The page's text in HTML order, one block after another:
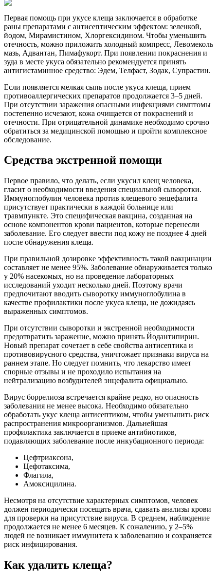
Первая помощь при укусе клеща заключается в обработке
раны препаратами с антисептическим эффектом: зеленкой,
йодом, Мирамистином, Хлоргексидином. Чтобы уменьшить
отечность, можно приложить холодный компресс, Левомеколь
мазь, Адвантан, Пимафукорт. При появлении покраснения и
зуда в месте укуса обязательно рекомендуется принять
антигистаминное средство: Эдем, Телфаст, Зодак, Супрастин.
Если появляется мелкая сыпь после укуса клеща, прием
противоаллергических препаратов продолжается 3–5 дней.
При отсутствии заражения опасными инфекциями симптомы
постепенно исчезают, кожа очищается от покраснений и
отечности. При отрицательной динамике необходимо срочно
обратиться за медицинской помощью и пройти комплексное
обследование.
Средства экстренной помощи
Первое правило, что делать, если укусил клещ человека,
гласит о необходимости введения специальной сыворотки.
Иммуноглобулин человека против клещевого энцефалита
присутствует практически в каждой больнице или
травмпункте. Это специфическая вакцина, созданная на
основе компонентов крови пациентов, которые перенесли
заболевание. Его следует ввести под кожу не позднее 4 дней
после обнаружения клеща.
При правильной дозировке эффективность такой вакцинации
составляет не менее 95%. Заболевание обнаруживается только
у 20% насекомых, но на проведение лабораторных
исследований уходит несколько дней. Поэтому врачи
предпочитают вводить сыворотку иммуноглобулина в
качестве профилактики после укуса клеща, не дожидаясь
выраженных симптомов.
При отсутствии сыворотки и экстренной необходимости
предотвратить заражение, можно принять Йодантипирин.
Новый препарат сочетает в себе свойства антисептика и
противовирусного средства, уничтожает признаки вируса на
раннем этапе. Но следует помнить, что лекарство имеет
спорные отзывы и не проходило испытания на
нейтрализацию возбудителей энцефалита официально.
Вирус боррелиоза встречается крайне редко, но опасность
заболевания не менее высока. Необходимо обязательно
обработать укус клеща антисептиком, чтобы уменьшить риск
распространения микроорганизмов. Дальнейшая
профилактика заключается в приеме антибиотиков,
подавляющих заболевание после инкубационного периода:
Цефтриаксона,
Цефотаксима,
Флагила,
Амоксицилина.
Несмотря на отсутствие характерных симптомов, человек
должен периодически посещать врача, сдавать анализы крови
для проверки на присутствие вируса. В среднем, наблюдение
продолжается не менее 6 месяцев. К сожалению, у 2–5%
людей не возникает иммунитета к заболеванию и сохраняется
риск инфицирования.
Как удалить клеща?